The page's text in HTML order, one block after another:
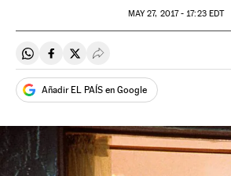
MAY27, 2017 - 17:23EDT
Compartir en Whatsapp
Compartir en Facebook
Compartir en Twitter
Desplegar Redes Sociales
Añadir EL PAÍS en Google